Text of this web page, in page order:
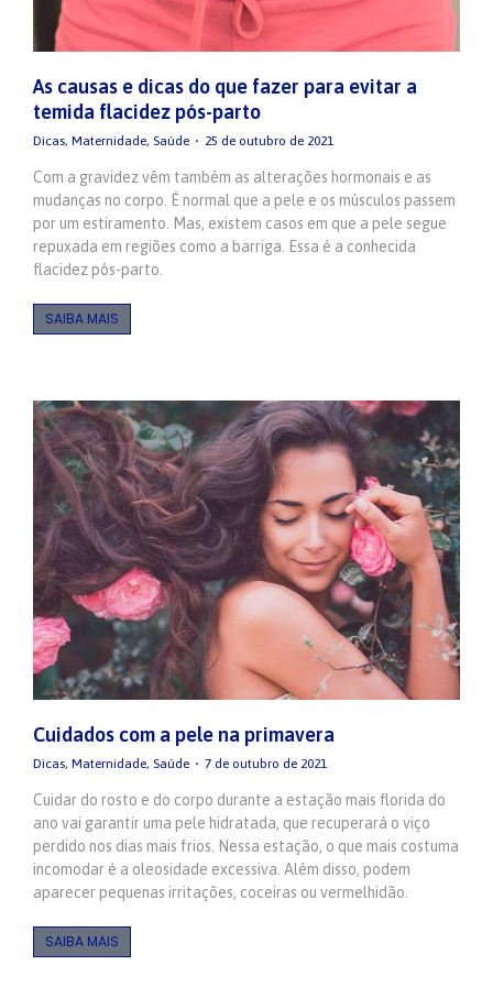
As causas e dicas do que fazer para evitar a
temida flacidez pós-parto
Dicas, Maternidade, Saúde 25 de outubro de 2021
Com a gravidez vêm também as alterações hormonais e as
mudanças no corpo. É normal que a pele e os músculos passem
por um estiramento. Mas, existem casos em que a pele segue
repuxada em regiões como a barriga. Essa é a conhecida
flacidez pós-parto.
SAIBA MAIS
Cuidados com a pele na primavera
Dicas, Maternidade, Saúde 7 de outubro de 2021
Cuidar do rosto e do corpo durante a estação mais florida do
ano vai garantir uma pele hidratada, que recuperará o viço
perdido nos dias mais frios. Nessa estação, o que mais costuma
incomodar é a oleosidade excessiva. Além disso, podem
aparecer pequenas irritações, coceiras ou vermelhidão.
SAIBA MAIS